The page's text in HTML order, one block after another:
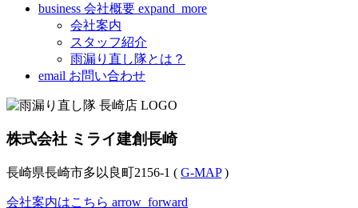
business 会社概要 expand_more
会社案内
スタッフ紹介
雨漏り直し隊とは？
email お問い合わせ
株式会社 ミライ建創長崎
長崎県長崎市多以良町2156-1 ( G-MAP)
会社案内はこちら arrow_forward